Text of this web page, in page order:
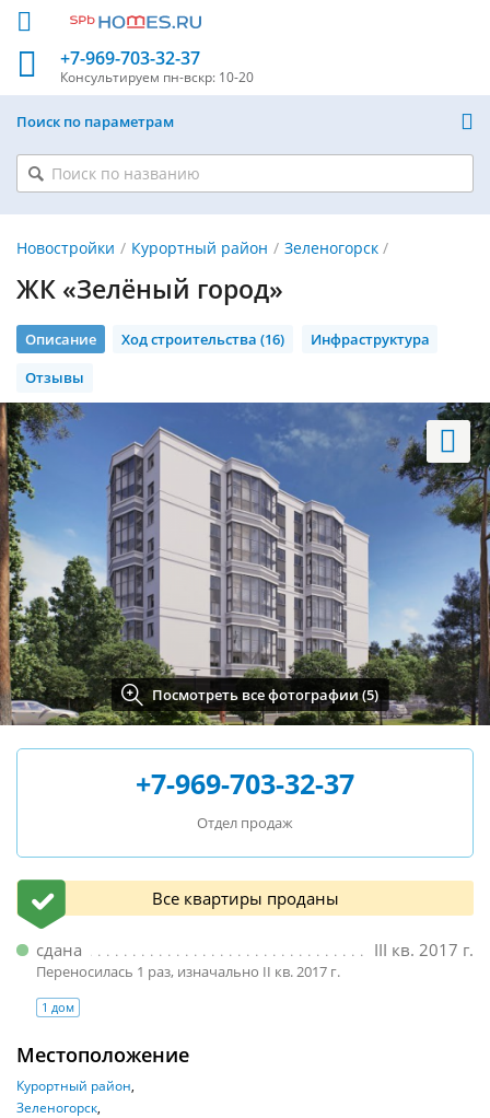
+7-969-703-32-37
Консультируем пн-вскр: 10-20
Поиск по параметрам
Новостройки Курортный район Зеленогорск
ЖК «Зелёный город»
Описание Ход строительства (16)
Инфраструктура
Отзывы
Посмотреть все фотографии (5)
+7-969-703-32-37
Отдел продаж
Все квартиры проданы
III кв. 2017 г.
сдана
Переносилась 1 раз, изначально II кв. 2017 г.
1 дом
Местоположение
Курортный район
Зеленогорск